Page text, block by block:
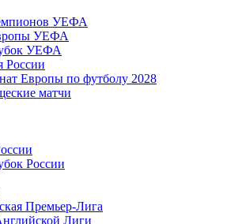
УЕФА
УЕФА
УЕФА
России
Европы по футболу 2028
матчи
России
Премьер-Лига
Лиги